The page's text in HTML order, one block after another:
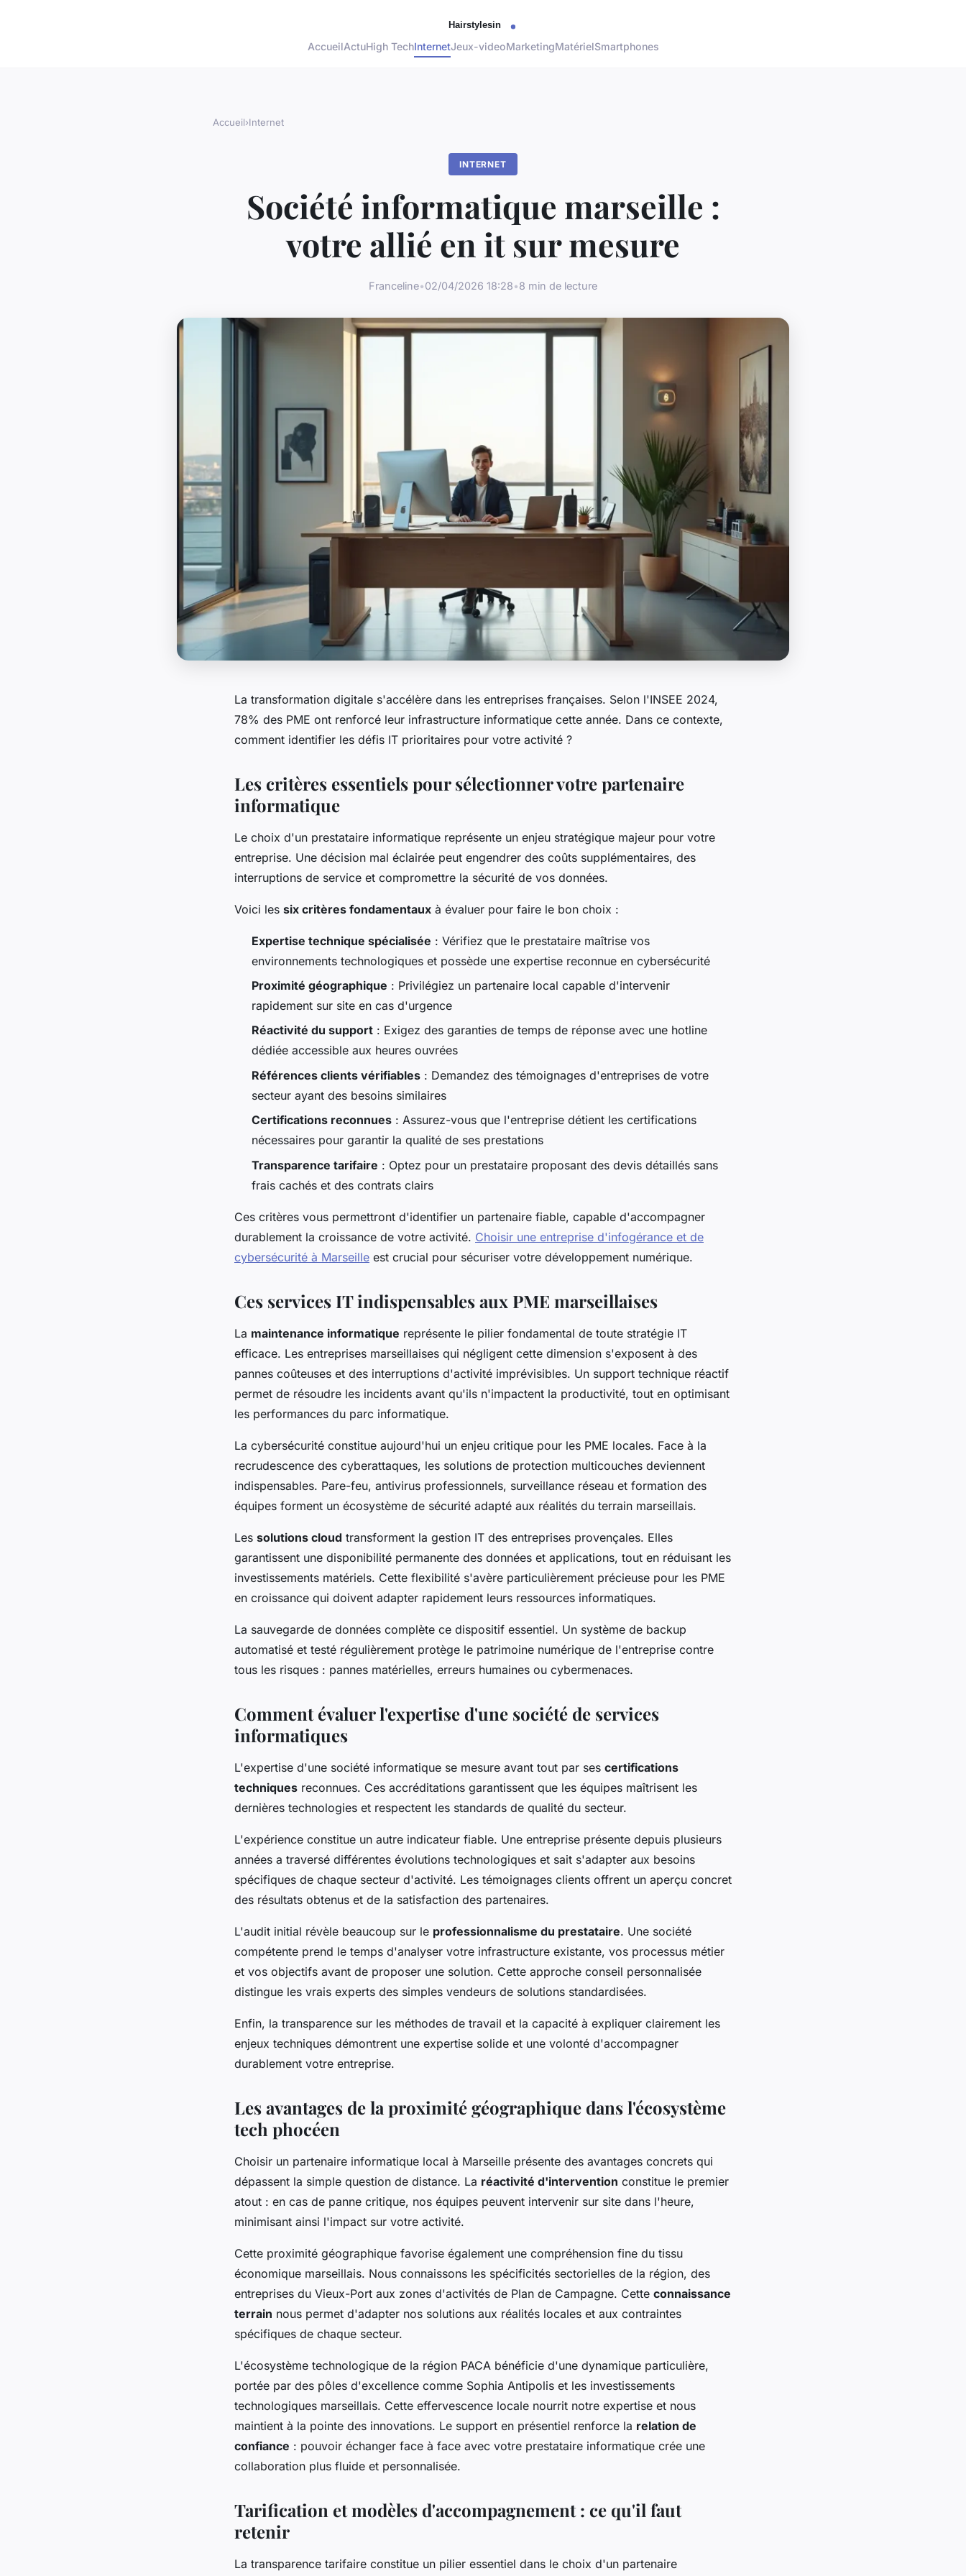
AccueilActuHigh TechInternetJeux-videoMarketingMatérielSmartphones
Accueil›Internet
INTERNET
Société informatique marseille :
votre allié en it sur mesure
Franceline•02/04/2026 18:28•8 min de lecture
La transformation digitale s'accélère dans les entreprises françaises. Selon l'INSEE 2024,
78% des PME ont renforcé leur infrastructure informatique cette année. Dans ce contexte,
comment identifier les défis IT prioritaires pour votre activité ?
Les critères essentiels pour sélectionner votre partenaire
informatique
Le choix d'un prestataire informatique représente un enjeu stratégique majeur pour votre
entreprise. Une décision mal éclairée peut engendrer des coûts supplémentaires, des
interruptions de service et compromettre la sécurité de vos données.
Voici les six critères fondamentaux à évaluer pour faire le bon choix :
Expertise technique spécialisée : Vérifiez que le prestataire maîtrise vos
environnements technologiques et possède une expertise reconnue en cybersécurité
Proximité géographique : Privilégiez un partenaire local capable d'intervenir
rapidement sur site en cas d'urgence
Réactivité du support : Exigez des garanties de temps de réponse avec une hotline
dédiée accessible aux heures ouvrées
Références clients vérifiables : Demandez des témoignages d'entreprises de votre
secteur ayant des besoins similaires
Certifications reconnues : Assurez-vous que l'entreprise détient les certifications
nécessaires pour garantir la qualité de ses prestations
Transparence tarifaire : Optez pour un prestataire proposant des devis détaillés sans
frais cachés et des contrats clairs
Ces critères vous permettront d'identifier un partenaire fiable, capable d'accompagner
durablement la croissance de votre activité. Choisir une entreprise d'infogérance et de
cybersécurité à Marseille est crucial pour sécuriser votre développement numérique.
Ces services IT indispensables aux PME marseillaises
La maintenance informatique représente le pilier fondamental de toute stratégie IT
efficace. Les entreprises marseillaises qui négligent cette dimension s'exposent à des
pannes coûteuses et des interruptions d'activité imprévisibles. Un support technique réactif
permet de résoudre les incidents avant qu'ils n'impactent la productivité, tout en optimisant
les performances du parc informatique.
La cybersécurité constitue aujourd'hui un enjeu critique pour les PME locales. Face à la
recrudescence des cyberattaques, les solutions de protection multicouches deviennent
indispensables. Pare-feu, antivirus professionnels, surveillance réseau et formation des
équipes forment un écosystème de sécurité adapté aux réalités du terrain marseillais.
Les solutions cloud transforment la gestion IT des entreprises provençales. Elles
garantissent une disponibilité permanente des données et applications, tout en réduisant les
investissements matériels. Cette flexibilité s'avère particulièrement précieuse pour les PME
en croissance qui doivent adapter rapidement leurs ressources informatiques.
La sauvegarde de données complète ce dispositif essentiel. Un système de backup
automatisé et testé régulièrement protège le patrimoine numérique de l'entreprise contre
tous les risques : pannes matérielles, erreurs humaines ou cybermenaces.
Comment évaluer l'expertise d'une société de services
informatiques
L'expertise d'une société informatique se mesure avant tout par ses certifications
techniques reconnues. Ces accréditations garantissent que les équipes maîtrisent les
dernières technologies et respectent les standards de qualité du secteur.
L'expérience constitue un autre indicateur fiable. Une entreprise présente depuis plusieurs
années a traversé différentes évolutions technologiques et sait s'adapter aux besoins
spécifiques de chaque secteur d'activité. Les témoignages clients offrent un aperçu concret
des résultats obtenus et de la satisfaction des partenaires.
L'audit initial révèle beaucoup sur le professionnalisme du prestataire. Une société
compétente prend le temps d'analyser votre infrastructure existante, vos processus métier
et vos objectifs avant de proposer une solution. Cette approche conseil personnalisée
distingue les vrais experts des simples vendeurs de solutions standardisées.
Enfin, la transparence sur les méthodes de travail et la capacité à expliquer clairement les
enjeux techniques démontrent une expertise solide et une volonté d'accompagner
durablement votre entreprise.
Les avantages de la proximité géographique dans l'écosystème
tech phocéen
Choisir un partenaire informatique local à Marseille présente des avantages concrets qui
dépassent la simple question de distance. La réactivité d'intervention constitue le premier
atout : en cas de panne critique, nos équipes peuvent intervenir sur site dans l'heure,
minimisant ainsi l'impact sur votre activité.
Cette proximité géographique favorise également une compréhension fine du tissu
économique marseillais. Nous connaissons les spécificités sectorielles de la région, des
entreprises du Vieux-Port aux zones d'activités de Plan de Campagne. Cette connaissance
terrain nous permet d'adapter nos solutions aux réalités locales et aux contraintes
spécifiques de chaque secteur.
L'écosystème technologique de la région PACA bénéficie d'une dynamique particulière,
portée par des pôles d'excellence comme Sophia Antipolis et les investissements
technologiques marseillais. Cette effervescence locale nourrit notre expertise et nous
maintient à la pointe des innovations. Le support en présentiel renforce la relation de
confiance : pouvoir échanger face à face avec votre prestataire informatique crée une
collaboration plus fluide et personnalisée.
Tarification et modèles d'accompagnement : ce qu'il faut
retenir
La transparence tarifaire constitue un pilier essentiel dans le choix d'un partenaire